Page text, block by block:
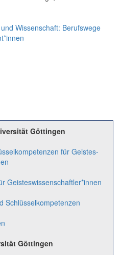
Wissenschaft: Berufswege
Göttingen
für Geistes-
Geisteswissenschaftler*innen
Schlüsselkompetenzen
Göttingen